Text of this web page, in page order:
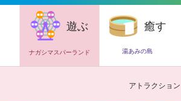
遊ぶ
ナガシマスパーランド
癒す
湯あみの島
アトラクション